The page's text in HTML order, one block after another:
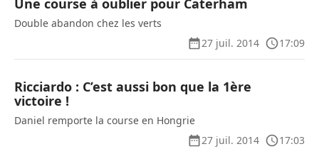
Une course à oublier pour Caterham
Double abandon chez les verts
27 juil. 2014
17:09
Ricciardo : C’est aussi bon que la 1ère
victoire !
Daniel remporte la course en Hongrie
27 juil. 2014
17:03